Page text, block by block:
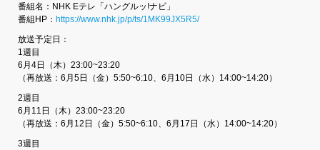
番組名：NHK Eテレ「ハングルッ!ナビ」
番組HP： https://www.nhk.jp/p/ts/1MK99JX5R5/
放送予定日：
1週目
6月4日（木）23:00~23:20
（再放送：6月5日（金）5:50~6:10、6月10日（水）14:00~14:20）
2週目
6月11日（木）23:00~23:20
（再放送：6月12日（金）5:50~6:10、6月17日（水）14:00~14:20）
3週目